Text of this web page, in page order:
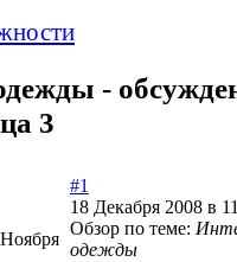
-
3
#1
18 Декабря 2008 в
Обзор по теме:
одежды